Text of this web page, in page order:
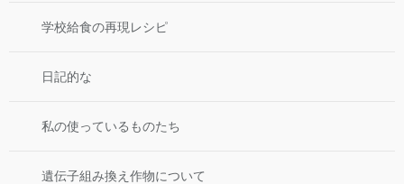
学校給食の再現レシピ
日記的な
私の使っているものたち
遺伝子組み換え作物について